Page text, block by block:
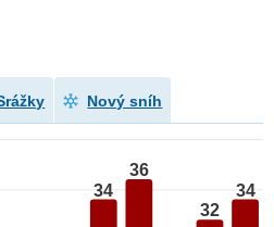
Nový sníh
34
36
32
34